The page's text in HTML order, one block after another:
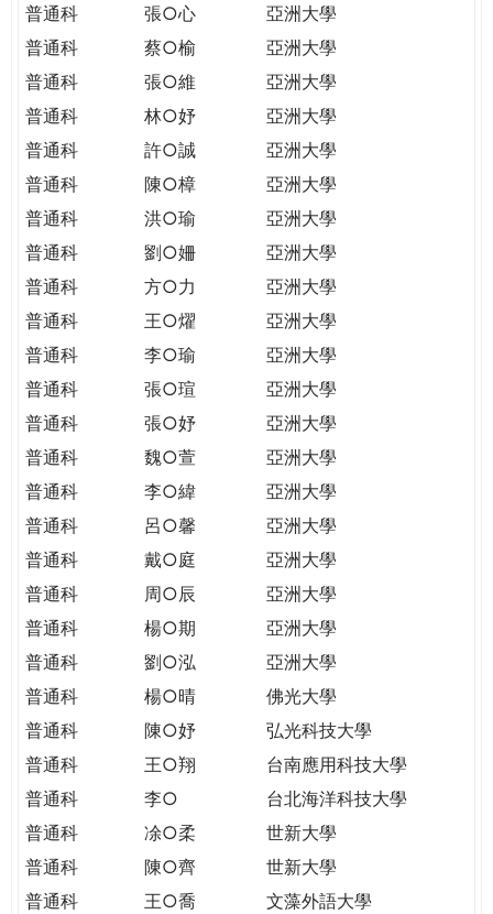
普通科
張○心
亞洲大學
普通科
蔡○榆
亞洲大學
普通科
張○維
亞洲大學
普通科
林○妤
亞洲大學
普通科
許○誠
亞洲大學
普通科
陳○樟
亞洲大學
普通科
洪○瑜
亞洲大學
普通科
劉○姍
亞洲大學
普通科
方○力
亞洲大學
普通科
王○燿
亞洲大學
普通科
李○瑜
亞洲大學
普通科
張○瑄
亞洲大學
普通科
張○妤
亞洲大學
普通科
魏○萱
亞洲大學
普通科
李○緯
亞洲大學
普通科
呂○馨
亞洲大學
普通科
戴○庭
亞洲大學
普通科
周○辰
亞洲大學
普通科
楊○期
亞洲大學
普通科
劉○泓
亞洲大學
普通科
楊○晴
佛光大學
普通科
陳○妤
弘光科技大學
普通科
王○翔
台南應用科技大學
普通科
李○
台北海洋科技大學
普通科
凃○柔
世新大學
普通科
陳○齊
世新大學
普通科
王○喬
文藻外語大學